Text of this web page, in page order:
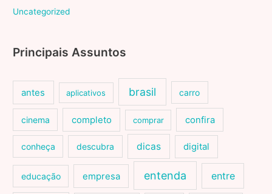
Uncategorized
Principais Assuntos
antes aplicativos brasil carro
cinema completo comprar confira
conheça descubra dicas digital
educação empresa entenda entre